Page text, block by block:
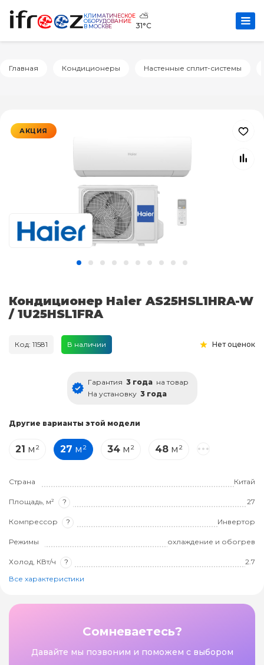
КЛИМАТИЧЕСКОЕ
ОБОРУДОВАНИЕ
В МОСКВЕ
⛅
31°C
Главная Кондиционеры Настенные сплит-системы
АКЦИЯ
Кондиционер Haier AS25HSL1HRA-W
/ 1U25HSL1FRA
Код: 11581 В наличии Нет оценок
Гарантия 3 года на товар
На установку 3 года
Другие варианты этой модели
21 м² 27 м² 34 м² 48 м²
Страна Китай
Площадь, м² ? 27
Компрессор ? Инвертор
Режимы охлаждение и обогрев
Холод, КВт/ч ?
2.7
Все характеристики
Сомневаетесь?
Давайте мы позвоним и поможем с выбором